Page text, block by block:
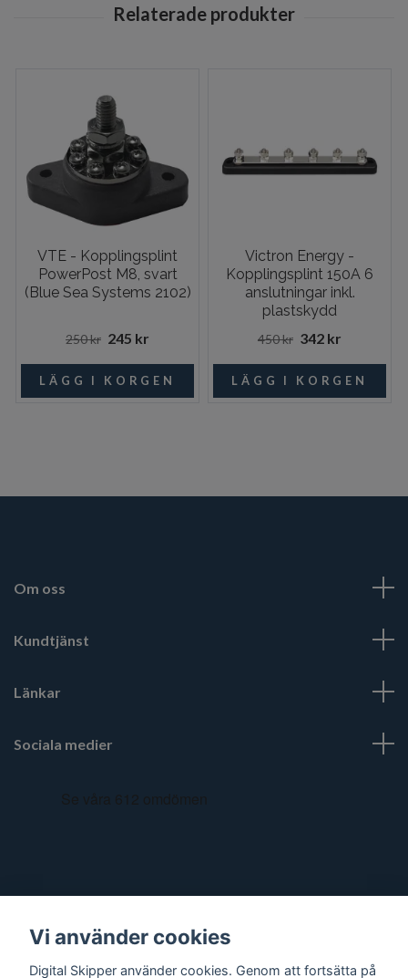
VTE - Kopplingsplint
PowerPost M8, svart
(Blue Sea Systems 2102)
250 kr 245 kr
Victron Energy -
Kopplingsplint 150A 6
anslutningar inkl.
plastskydd
450 kr 342 kr
Om oss
Kundtjänst
Länkar
Sociala medier
Vi använder cookies
Digital Skipper använder cookies. Genom att fortsätta på